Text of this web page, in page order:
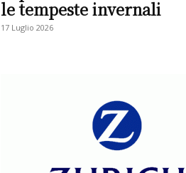
le tempeste invernali
17 Luglio 2026